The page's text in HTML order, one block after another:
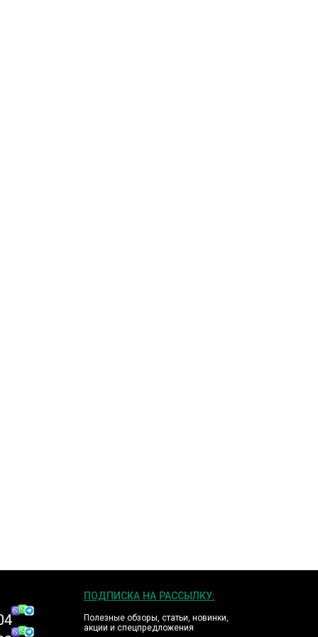
ПОДПИСКА НА РАССЫЛКУ:
Полезные обзоры, статьи, новинки,
акции и спецпредложения